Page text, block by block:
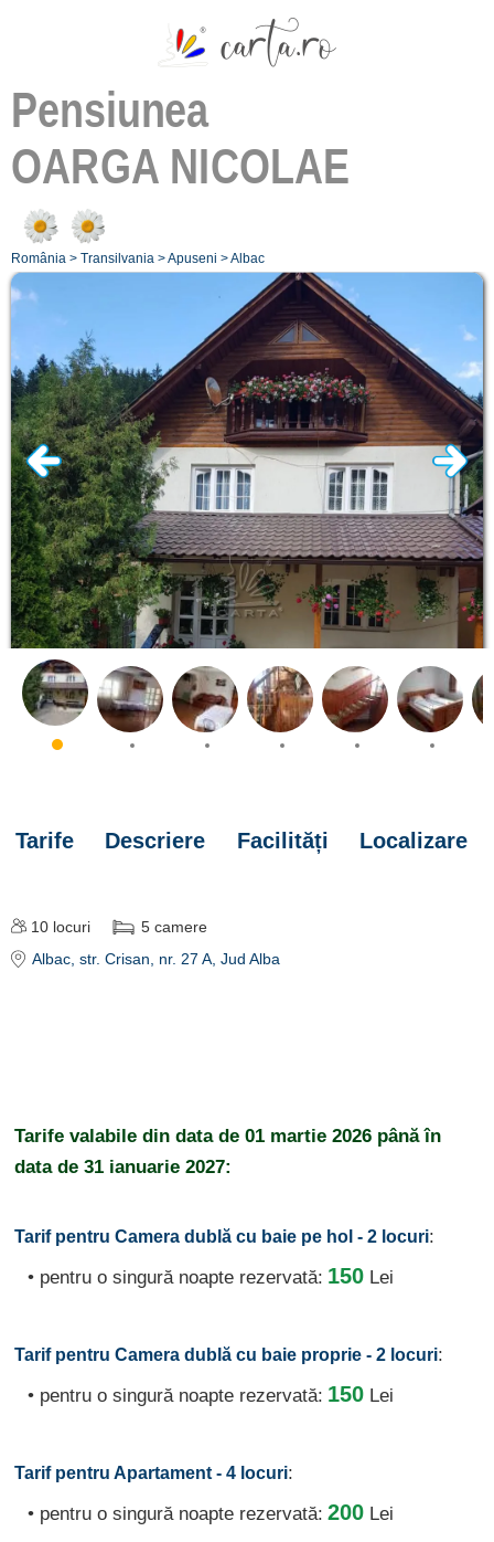
Pensiunea
OARGA NICOLAE
România > Transilvania >Apuseni >Albac
Tarife Descriere Facilități Localizare
10 locuri 5 camere
Albac, str. Crisan, nr. 27 A, Jud Alba
Tarife valabile din data de 01 martie 2026 până în
data de 31 ianuarie 2027:
Tarif pentru Camera dublă cu baie pe hol - 2 locuri:
• pentru o singură noapte rezervată: 150 Lei
Tarif pentru Camera dublă cu baie proprie - 2 locuri:
• pentru o singură noapte rezervată: 150 Lei
Tarif pentru Apartament - 4 locuri:
• pentru o singură noapte rezervată: 200 Lei